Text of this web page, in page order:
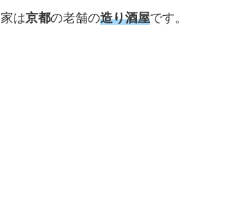
は京都の老舗の造り酒屋です。